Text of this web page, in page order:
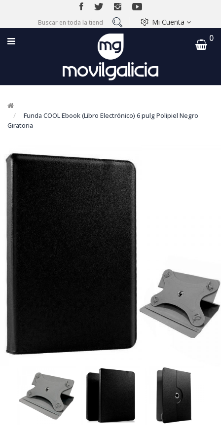
Mi Cuenta
0
Funda COOL Ebook (Libro Electrónico) 6 pulg Polipiel Negro
Giratoria